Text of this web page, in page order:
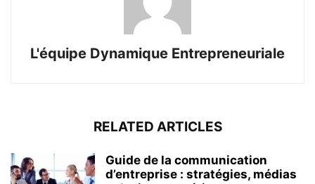
L'équipe Dynamique Entrepreneuriale
RELATED ARTICLES
Guide de la communication
d’entreprise : stratégies, médias